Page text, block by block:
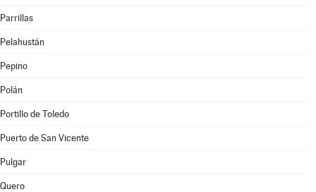
Parrillas
Pelahustán
Pepino
Polán
Portillo de Toledo
Puerto de San Vicente
Pulgar
Quero